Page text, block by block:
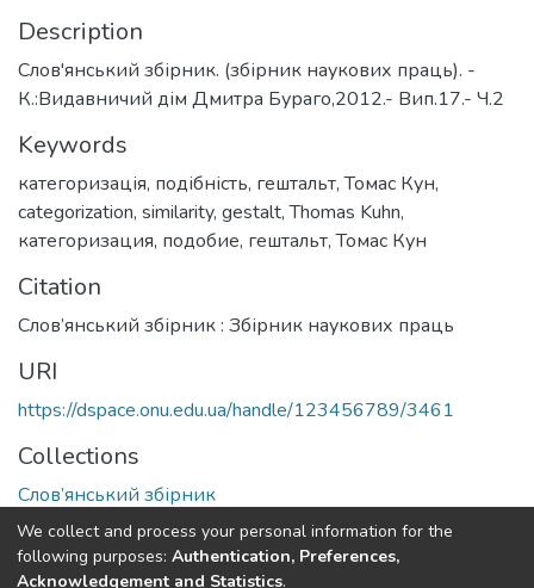
Description
Слов'янський збірник. (збірник наукових праць). -
К.:Видавничий дім Дмитра Бураго,2012.- Вип.17.- Ч.2
Keywords
категоризація, подібність, гештальт,Томас Кун,
categorization, similarity, gestalt,Thomas Kuhn,
категоризация, подобие, гештальт,Томас Кун
Citation
Слов’янський збірник : Збірник наукових праць
URI
https://dspace.onu.edu.ua/handle/123456789/3461
Collections
Слов’янський збірник
Full item page
We collect and process your personal information for the
following purposes: Authentication, Preferences,
Acknowledgement and Statistics.